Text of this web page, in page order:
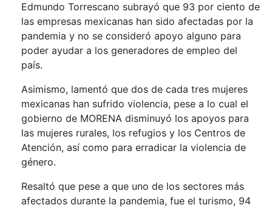
Edmundo Torrescano subrayó que 93 por ciento de
las empresas mexicanas han sido afectadas por la
pandemia y no se consideró apoyo alguno para
poder ayudar a los generadores de empleo del
país.
Asimismo, lamentó que dos de cada tres mujeres
mexicanas han sufrido violencia, pese a lo cual el
gobierno de MORENA disminuyó los apoyos para
las mujeres rurales, los refugios y los Centros de
Atención, así como para erradicar la violencia de
género.
Resaltó que pese a que uno de los sectores más
afectados durante la pandemia, fue el turismo, 94